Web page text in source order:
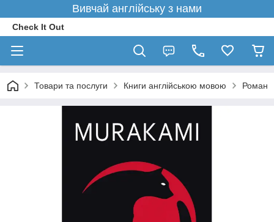
Вивчай англійську з нами
Check It Out
Товари та послуги Книги англійською мовою Роман